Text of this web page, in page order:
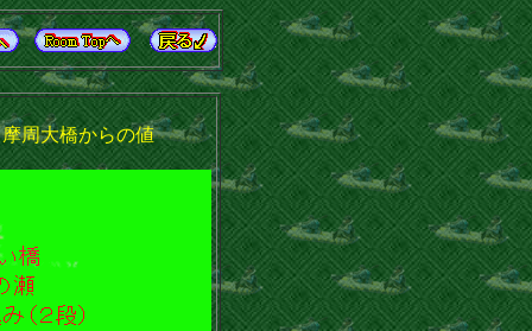
周大橋からの値